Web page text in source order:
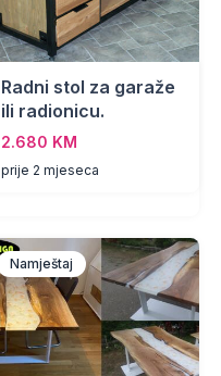
Radni stol za garaže
ili radionicu.
2.680 KM
prije 2 mjeseca
Namještaj